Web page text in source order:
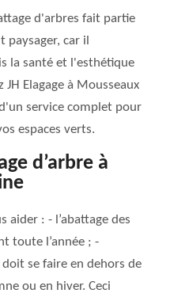
d'arbres fait partie
car il
la santé et l'esthétique
Elagage à Mousseaux
service complet pour
espaces verts.
d’arbre à
aider : - l’abattage des
toute l’année ; -
doit se faire en dehors de
ou en hiver. Ceci